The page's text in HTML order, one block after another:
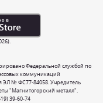
Федеральной службой по
коммуникаций
ЭЛ № ФС77-84058. Учредитель
"Магнитогорский металл".
39-60-74